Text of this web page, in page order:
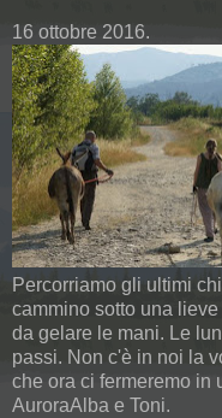
16 ottobre 2016.
Percorriamo gli ultimi
cammino sotto una
da gelare le mani. Le
passi. Non c'è in noi la
che ora ci fermeremo in
AuroraAlba e Toni.